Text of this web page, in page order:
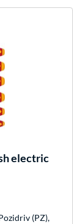
electric
(PZ),